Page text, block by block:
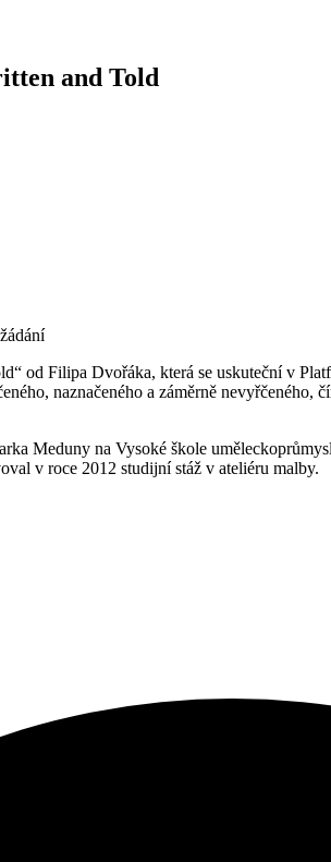
and Told
od Filipa Dvořáka, která se uskuteční v
naznačeného a záměrně
Meduny na Vysoké škole
v roce 2012 studijní stáž v ateliéru malby.